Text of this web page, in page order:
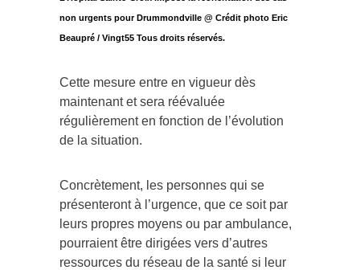
non urgents pour Drummondville @ Crédit photo Eric
Beaupré / Vingt55 Tous droits réservés.
Cette mesure entre en vigueur dès
maintenant et sera réévaluée
régulièrement en fonction de l’évolution
de la situation.
Concrètement, les personnes qui se
présenteront à l’urgence, que ce soit par
leurs propres moyens ou par ambulance,
pourraient être dirigées vers d’autres
ressources du réseau de la santé si leur